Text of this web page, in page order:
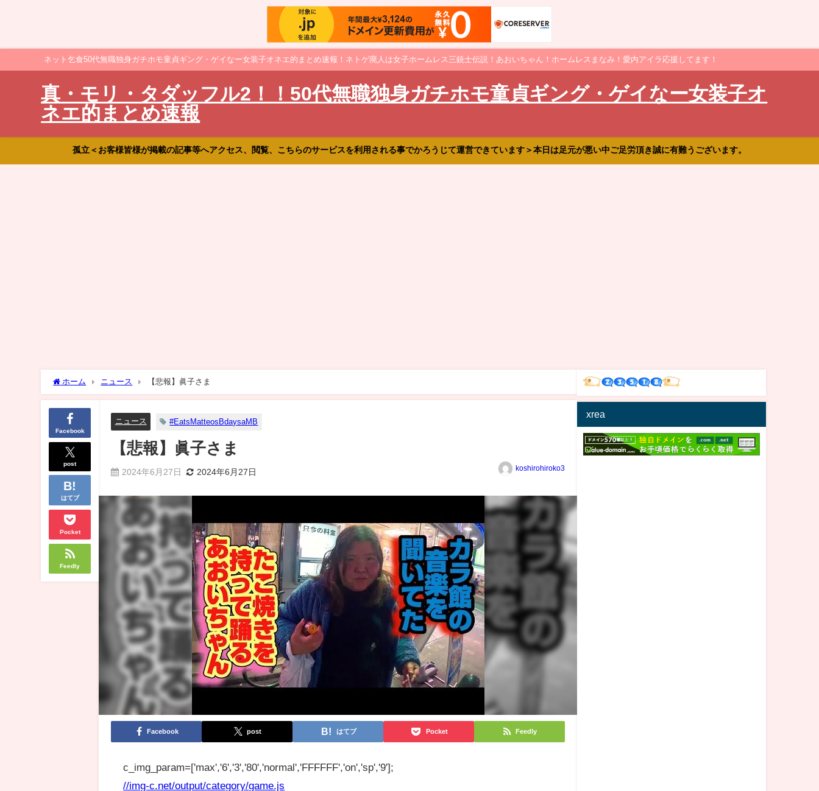
ネット乞食50代無職独身ガチホモ童貞ギング・ゲイなー女装子オネエ的まとめ速報！ネトゲ廃人は女子ホームレス三銃士伝説！あおいちゃん！ホームレスまなみ！愛内アイラ応援してます！
真・モリ・タダッフル2！！50代無職独身ガチホモ童貞ギング・ゲイなー女装子オ
ネエ的まとめ速報
孤立＜お客様皆様が掲載の記事等へアクセス、閲覧、こちらのサービスを利用される事でかろうじて運営できています＞本日は足元が悪い中ご足労頂き誠に有難うございます。
ホーム ニュース 【悲報】眞子さま
Facebook
post
はてブ
Pocket
Feedly
ニュース #EatsMatteosBdaysaMB
【悲報】眞子さま
2024年6月27日 2024年6月27日 koshirohiroko3
Facebook post はてブ Pocket Feedly
c_img_param=['max','6','3','80','normal','FFFFFF','on','sp','9'];
//img-c.net/output/category/game.js
xrea